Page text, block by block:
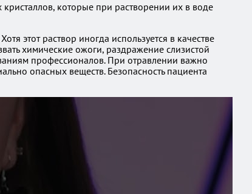
которые при растворении их в воде
этот раствор иногда используется в качестве
химические ожоги, раздражение слизистой
профессионалов. При отравлении важно
опасных веществ. Безопасность пациента